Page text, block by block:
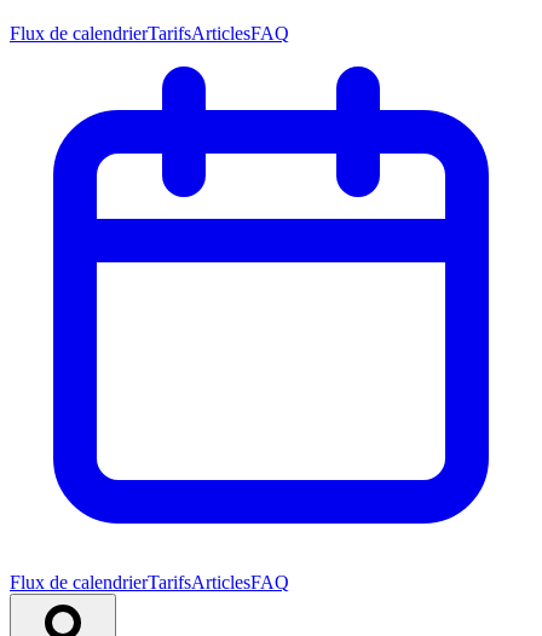
Flux de calendrierTarifsArticlesFAQ
Flux de calendrierTarifsArticlesFAQ